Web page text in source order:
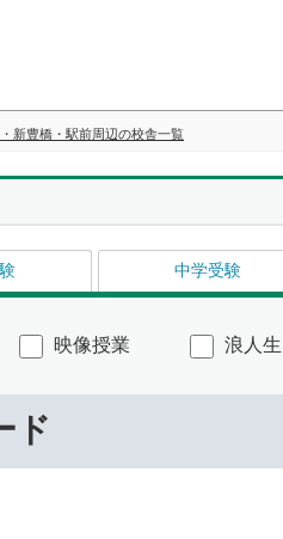
新豊橋・駅前周辺の校舎一覧
中学受験
映像授業 浪人生
ド